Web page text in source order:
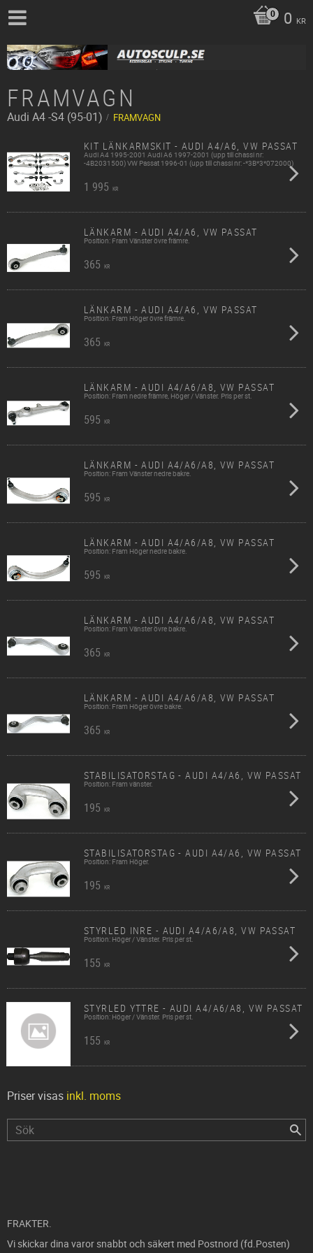
0 KR
FRAMVAGN
Audi A4 -S4 (95-01) FRAMVAGN
KIT LÄNKARMSKIT - AUDI A4/A6, VW PASSAT
Audi A4 1995-2001 Audi A6 1997-2001 (upp till chassi nr:
-4B2031500) VW Passat 1996-01 (upp till chassi nr: -*3B*3*072000)
1 995 KR
LÄNKARM - AUDI A4/A6, VW PASSAT
Position: Fram Vänster övre främre.
365 KR
LÄNKARM - AUDI A4/A6, VW PASSAT
Position: Fram Höger övre främre.
365 KR
LÄNKARM - AUDI A4/A6/A8, VW PASSAT
Position: Fram nedre främre, Höger / Vänster. Pris per st.
595 KR
LÄNKARM - AUDI A4/A6/A8, VW PASSAT
Position: Fram Vänster nedre bakre.
595 KR
LÄNKARM - AUDI A4/A6/A8, VW PASSAT
Position: Fram Höger nedre bakre.
595 KR
LÄNKARM - AUDI A4/A6/A8, VW PASSAT
Position: Fram Vänster övre bakre.
365 KR
LÄNKARM - AUDI A4/A6/A8, VW PASSAT
Position: Fram Höger övre bakre.
365 KR
STABILISATORSTAG - AUDI A4/A6, VW PASSAT
Position: Fram vänster.
195 KR
STABILISATORSTAG - AUDI A4/A6, VW PASSAT
Position: Fram Höger.
195 KR
STYRLED INRE - AUDI A4/A6/A8, VW PASSAT
Position: Höger / Vänster. Pris per st.
155 KR
STYRLED YTTRE - AUDI A4/A6/A8, VW PASSAT
Position: Höger / Vänster. Pris per st.
155 KR
Priser visas inkl. moms
FRAKTER.
Vi skickar dina varor snabbt och säkert med Postnord (fd.Posten)